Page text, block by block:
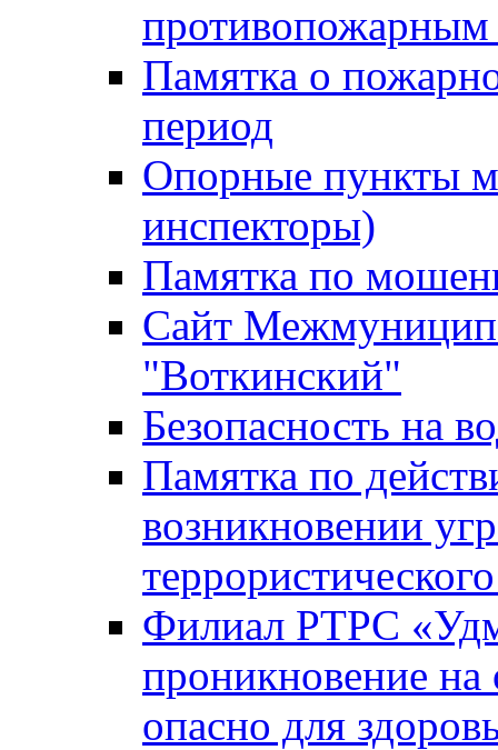
Памятка о
период
Опорные пункты
инспекторы)
Памятка по
Сайт
"Воткинский"
Безопасность на
Памятка по
возникновении
Филиал РТРС
проникновение на
опасно для